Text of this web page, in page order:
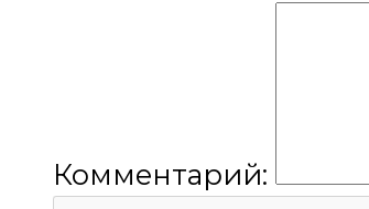
Комментарий: